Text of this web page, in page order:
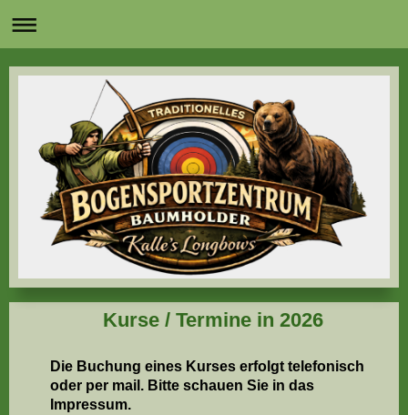
Kurse / Termine in 2026
Die Buchung eines Kurses erfolgt telefonisch
oder per mail. Bitte schauen Sie in das
Impressum.